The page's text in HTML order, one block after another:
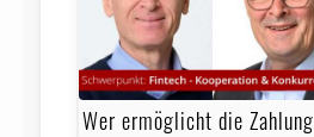
Wer ermöglicht die Zahlung